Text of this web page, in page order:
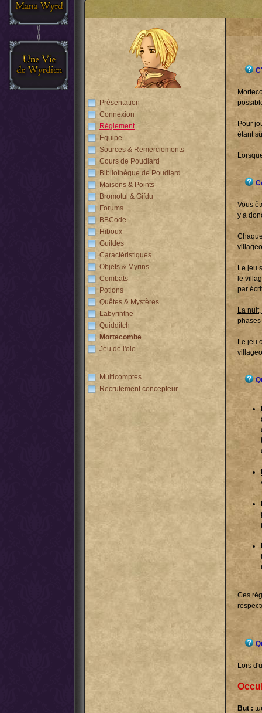
Présentation
Connexion
Règlement
Equipe
Sources & Remerciements
Cours de Poudlard
Bibliothèque de Poudlard
Maisons & Points
Bromotul & Gifdu
Forums
BBCode
Hiboux
Guildes
Caractéristiques
Objets & Myrins
Combats
Potions
Quêtes & Mystères
Labyrinthe
Quidditch
Mortecombe
Jeu de l'oie
Multicomptes
Recrutement concepteur
Pour
étant
Vous
y a
Le jeu
le
par
La
Le jeu
Ces
Lors
But :